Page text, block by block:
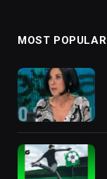
MOST POPULAR